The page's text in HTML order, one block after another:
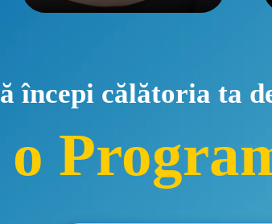
începi călătoria ta
o